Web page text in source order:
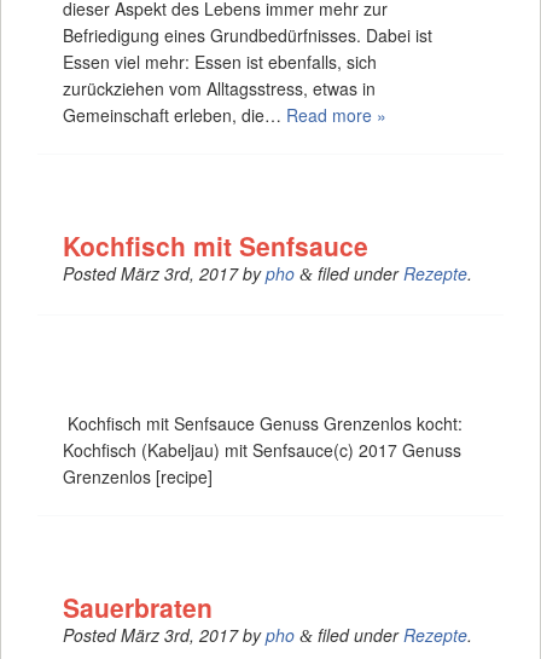
dieser Aspekt des Lebens immer mehr zur
Befriedigung eines Grundbedürfnisses. Dabei ist
Essen viel mehr: Essen ist ebenfalls, sich
zurückziehen vom Alltagsstress, etwas in
Gemeinschaft erleben, die… Read more »
Kochfisch mit Senfsauce
PostedMärz 3rd, 2017bypho & filed underRezepte.
Kochfisch mit Senfsauce Genuss Grenzenlos kocht:
Kochfisch (Kabeljau) mit Senfsauce(c) 2017 Genuss
Grenzenlos [recipe]
Sauerbraten
PostedMärz 3rd, 2017bypho & filed underRezepte.